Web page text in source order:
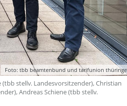
Foto: tbb beamtenbund und tarifunion
stellv. Landesvorsitzender), Christian
Andreas Schiene (tbb stellv.